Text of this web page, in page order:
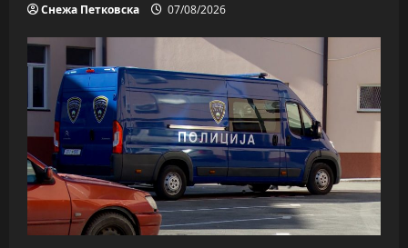
Снежа Петковска 07/08/2026